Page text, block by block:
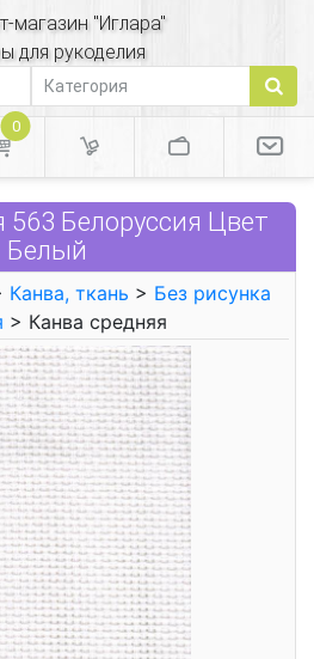
магазин "Иглара"
для рукоделия
0
563 Белоруссия Цвет
Белый
Канва, ткань > Без рисунка
> Канва средняя